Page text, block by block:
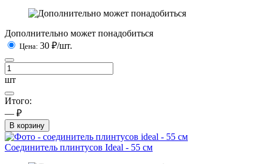
Дополнительно может понадобиться
Цена: 30 ₽/шт.
шт
Итого:
— ₽
В корзину
Соединитель плинтусов Ideal - 55 см